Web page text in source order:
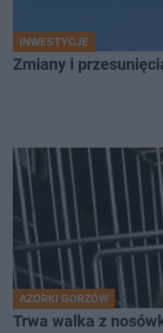
INWESTYCJE
Zmiany i
AZORKI GORZÓW
Trwa walka z